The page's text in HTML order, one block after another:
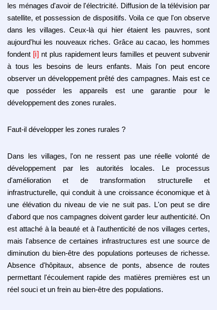
les ménages d'avoir de l'électricité. Diffusion de la télévision par
satellite, et possession de dispositifs. Voila ce que l'on observe
dans les villages. Ceux-là qui hier étaient les pauvres, sont
aujourd'hui les nouveaux riches. Grâce au cacao, les hommes
fondent [i] nt plus rapidement leurs familles et peuvent subvenir
à tous les besoins de leurs enfants. Mais l'on peut encore
observer un développement prêté des campagnes. Mais est ce
que posséder les appareils est une garantie pour le
développement des zones rurales.
Faut-il développer les zones rurales ?
Dans les villages, l'on ne ressent pas une réelle volonté de
développement par les autorités locales. Le processus
d'amélioration et de transformation structurelle et
infrastructurelle, qui conduit à une croissance économique et à
une élévation du niveau de vie ne suit pas. L'on peut se dire
d'abord que nos campagnes doivent garder leur authenticité. On
est attaché à la beauté et à l'authenticité de nos villages certes,
mais l'absence de certaines infrastructures est une source de
diminution du bien-être des populations porteuses de richesse.
Absence d'hôpitaux, absence de ponts, absence de routes
permettant l'écoulement rapide des matières premières est un
réel souci et un frein au bien-être des populations.